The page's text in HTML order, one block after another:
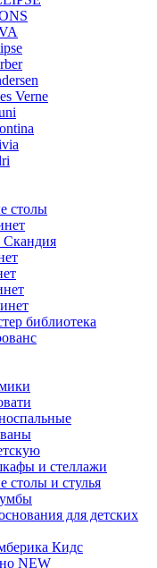
Verne
столы
Скандия
библиотека
и стеллажи
столы и стулья
для детских
Кидс
NEW